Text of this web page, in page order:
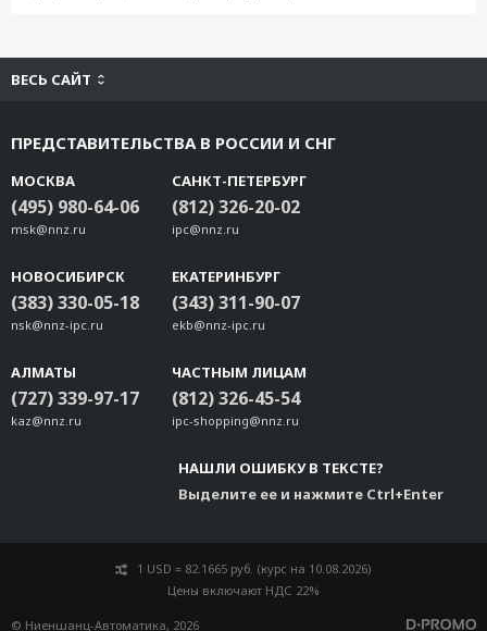
ВЕСЬ САЙТ
ПРЕДСТАВИТЕЛЬСТВА В РОССИИ И СНГ
МОСКВА
(495) 980-64-06
msk@nnz.ru
САНКТ-ПЕТЕРБУРГ
(812) 326-20-02
ipc@nnz.ru
НОВОСИБИРСК
(383) 330-05-18
nsk@nnz-ipc.ru
ЕКАТЕРИНБУРГ
(343) 311-90-07
ekb@nnz-ipc.ru
АЛМАТЫ
(727) 339-97-17
kaz@nnz.ru
ЧАСТНЫМ ЛИЦАМ
(812) 326-45-54
ipc-shopping@nnz.ru
НАШЛИ ОШИБКУ В ТЕКСТЕ?
Выделите ее и нажмите Ctrl+Enter
1 USD = 82.1665 руб. (курс на 10.08.2026)
Цены включают НДС 22%
© Ниеншанц-Автоматика, 2026